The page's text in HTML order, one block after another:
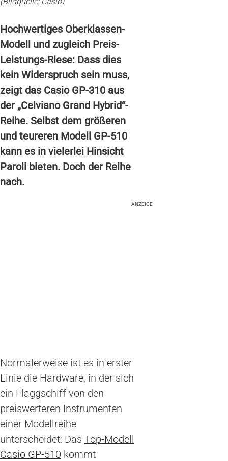
Hochwertiges Oberklassen-
Modell und zugleich Preis-
Leistungs-Riese: Dass dies
kein Widerspruch sein muss,
zeigt das Casio GP-310 aus
der „Celviano Grand Hybrid“-
Reihe. Selbst dem größeren
und teureren Modell GP-510
kann es in vielerlei Hinsicht
Paroli bieten. Doch der Reihe
nach.
ANZEIGE
Normalerweise ist es in erster
Linie die Hardware, in der sich
ein Flaggschiff von den
preiswerteren Instrumenten
einer Modellreihe
unterscheidet: Das Top-Modell
Casio GP-510 kommt